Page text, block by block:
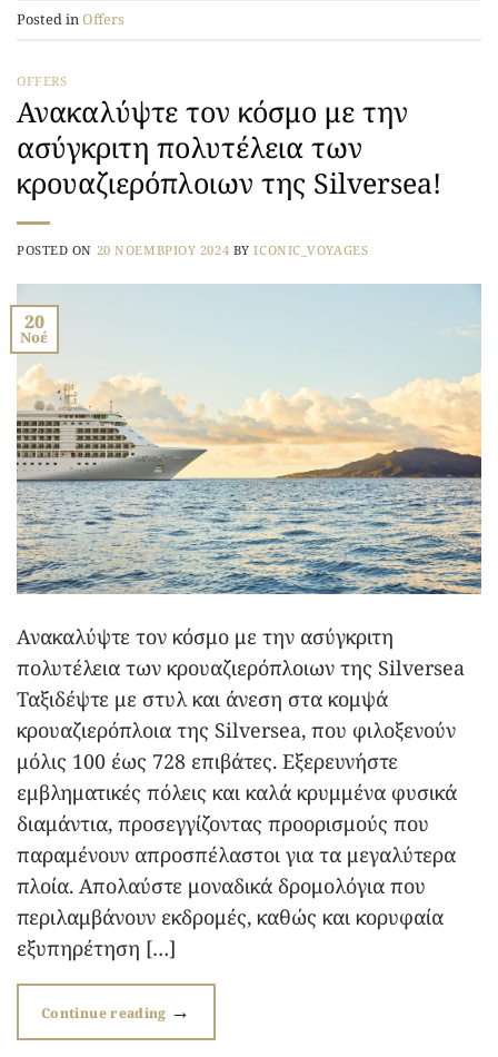
Posted inOffers
OFFERS
Ανακαλύψτε τον κόσμο με την
ασύγκριτη πολυτέλεια των
κρουαζιερόπλοιων της Silversea!
POSTED ON 20 ΝΟΕΜΒΡΊΟΥ 2024 BYICONIC_VOYAGES
20
Νοέ
Ανακαλύψτε τον κόσμο με την ασύγκριτη
πολυτέλεια των κρουαζιερόπλοιων της Silversea
Ταξιδέψτε με στυλ και άνεση στα κομψά
κρουαζιερόπλοια της Silversea, που φιλοξενούν
μόλις 100 έως 728 επιβάτες. Εξερευνήστε
εμβληματικές πόλεις και καλά κρυμμένα φυσικά
διαμάντια, προσεγγίζοντας προορισμούς που
παραμένουν απροσπέλαστοι για τα μεγαλύτερα
πλοία. Απολαύστε μοναδικά δρομολόγια που
περιλαμβάνουν εκδρομές, καθώς και κορυφαία
εξυπηρέτηση […]
Continue reading →